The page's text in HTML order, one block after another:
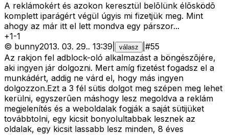
A reklámokért és azokon keresztül belõlünk élõsködõ
komplett iparágért végül úgyis mi fizetjük meg. Mint
ahogy az már itt el lett mondva egy párszor...
+1-1
© bunny2013. 03. 29.. 13:39 válasz #55
Az rakjon fel adblock-oló alkalmazást a böngészõjére,
aki ingyen jár dolgozni. Mert amíg fizetést fogadsz el a
munkádért, addig ne várd el, hogy más ingyen
dolgozzon.Ezt a 3 fél sütis dolgot meg szépen meg lehet
kerülni, egyszerûen máshogy lesz megoldva a reklám
megjelenítés és a weboldalak fogják a saját sütijüket
továbbtolni, egy kicsit bonyolultabbak lesznek az
oldalak, egy kicsit lassabb lesz minden, 8 éves